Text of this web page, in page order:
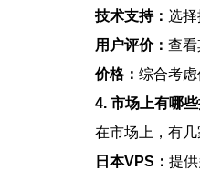
技术支持： 选
用户评价： 查
价格： 综合考
4. 市场上有哪
在市场上，有
日本VPS： 提